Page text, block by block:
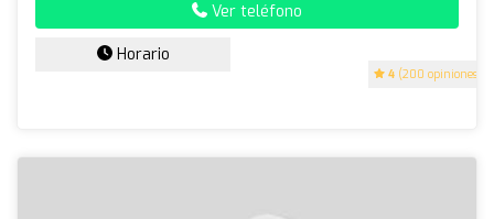
4 (200 opiniones)
Ver teléfono
Horario